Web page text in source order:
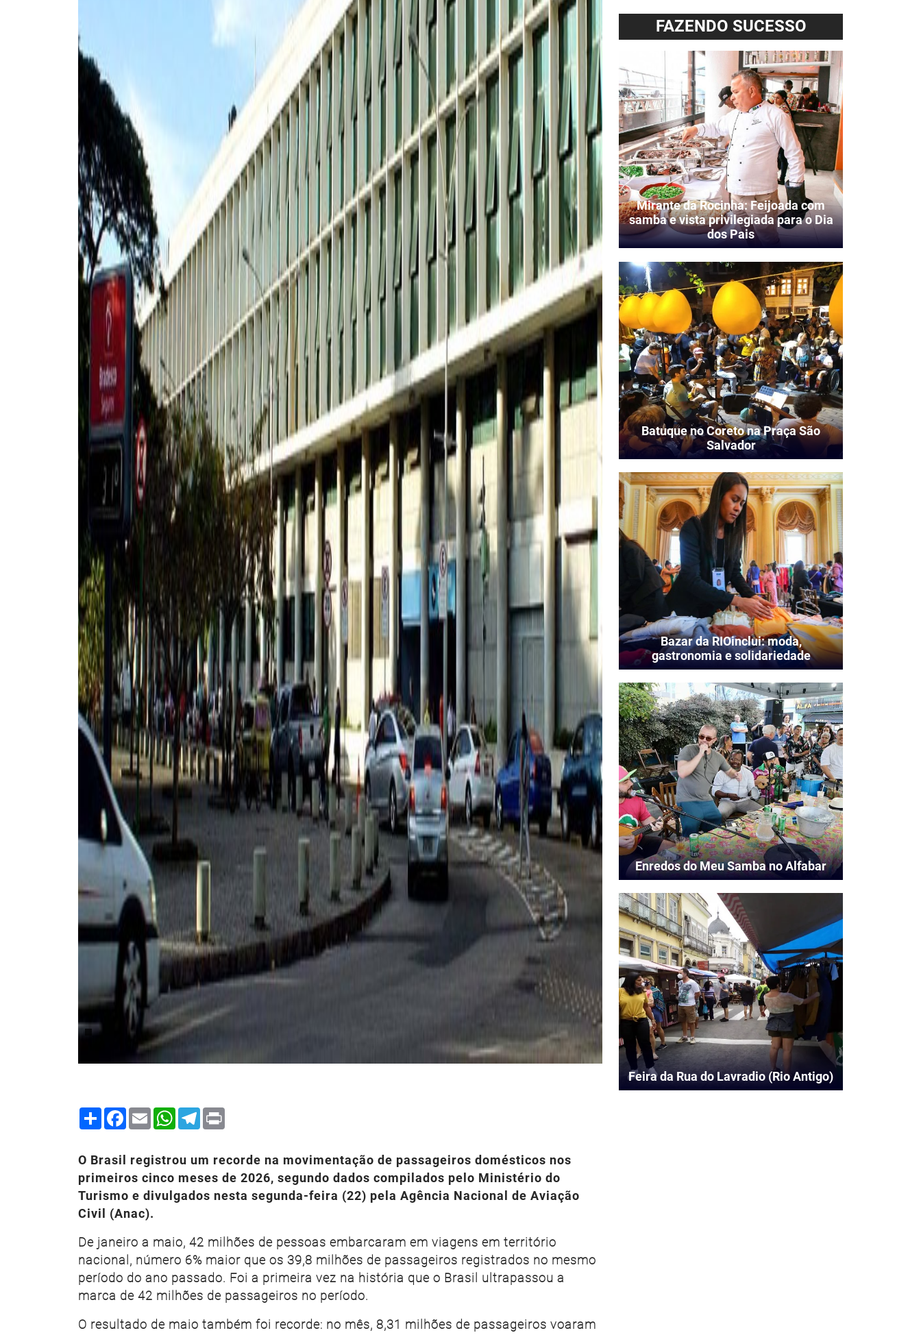
Share Facebook
Email WhatsApp
Telegram
O Brasil registrou um recorde na movimentação de passageiros domésticos nos
primeiros cinco meses de 2026, segundo dados compilados pelo Ministério do
Turismo e divulgados nesta segunda-feira (22) pela Agência Nacional de Aviação
Civil (Anac).
De janeiro a maio, 42 milhões de pessoas embarcaram em viagens em território
nacional, número 6% maior que os 39,8 milhões de passageiros registrados no mesmo
período do ano passado. Foi a primeira vez na história que o Brasil ultrapassou a
marca de 42 milhões de passageiros no período.
O resultado de maio também foi recorde: no mês, 8,31 milhões de passageiros voaram
FAZENDO SUCESSO
Mirante da Rocinha: Feijoada com
samba e vista privilegiada para o Dia
dos Pais
Batuque no Coreto na Praça São
Salvador
Bazar da RIOinclui: moda,
gastronomia e solidariedade
Enredos do Meu Samba no Alfabar
Feira da Rua do Lavradio (Rio Antigo)